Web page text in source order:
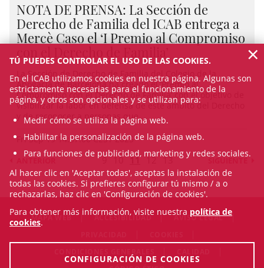
NOTA DE PRENSA: La Sección de
Derecho de Familia del ICAB entrega a
Mercè Caso el ‘I Premio al Compromiso
con el Derecho de Familia’
La Sección de Derecho de Familia del Colegio de la
Abogacía de Barcelona ha creado el ‘Premio al
Compromiso con el Derecho de Familia’ con el objetivo de
visibilizar la labor en defensa de este ámbito del Derecho
y de reconocer a personas que ...
Fri Sep 19 14:37:00 CEST 2025
9 10 11 12 13
MAPA WEB ACCESIBILIDAD
AVISO LEGAL
TÚ PUEDES CONTROLAR EL USO DE LAS COOKIES.
En el ICAB utilizamos cookies en nuestra página. Algunas son
estrictamente necesarias para el funcionamiento de la
página, y otros son opcionales y se utilizan para:
Medir cómo se utiliza la página web.
Habilitar la personalización de la página web.
Para funciones de publicidad, marketing y redes sociales.
Al hacer clic en 'Aceptar todas', aceptas la instalación de
todas las cookies. Si prefieres configurar tú mismo / a o
rechazarlas, haz clic en 'Configuración de cookies'.
Para obtener más información, visite nuestra política de
cookies.
CONFIGURACIÓN DE COOKIES
×